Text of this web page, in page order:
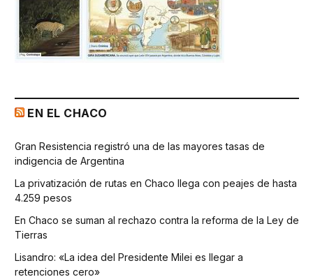
EN EL CHACO
Gran Resistencia registró una de las mayores tasas de
indigencia de Argentina
La privatización de rutas en Chaco llega con peajes de hasta
4.259 pesos
En Chaco se suman al rechazo contra la reforma de la Ley de
Tierras
Lisandro: «La idea del Presidente Milei es llegar a
retenciones cero»